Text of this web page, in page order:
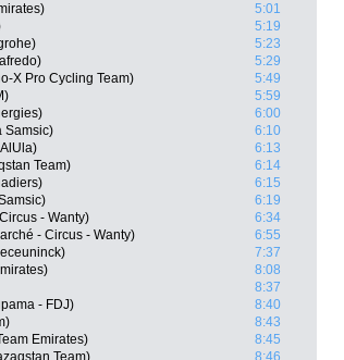
5:01
5:19
5:23
5:29
X Pro Cycling Team)
5:49
5:59
6:00
Samsic)
6:10
6:13
Team)
6:14
6:15
6:19
- Wanty)
6:34
- Circus - Wanty)
6:55
7:37
8:08
8:37
- FDJ)
8:40
8:43
Emirates)
8:45
Team)
8:46